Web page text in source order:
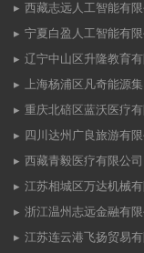
西藏志远人工智能有限
宁夏白盈人工智能有限
辽宁中山区升隆教育有
上海杨浦区凡奇能源
重庆北碚区蓝沃医疗有
四川达州广良旅游有限
西藏青毅医疗有限公司
江苏相城区万达机械有
浙江温州志远金融有限
江苏连云港飞扬贸易有